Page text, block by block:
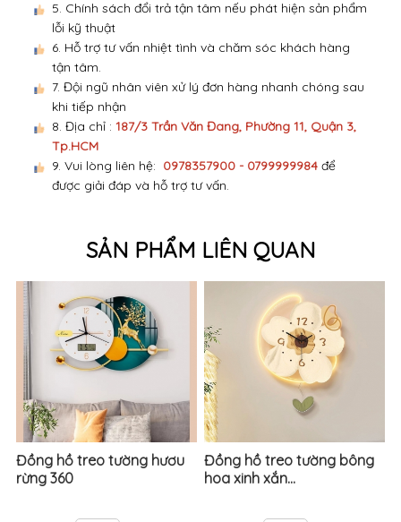
5. Chính sách đổi trả tận tâm nếu phát hiện sản phẩm
lỗi kỹ thuật
6. Hỗ trợ tư vấn nhiệt tình và chăm sóc khách hàng
tận tâm.
7. Đội ngũ nhân viên xử lý đơn hàng nhanh chóng sau
khi tiếp nhận
8. Địa chỉ : 187/3 Trần Văn Đang, Phường 11, Quận 3,
Tp.HCM
9. Vui lòng liên hệ: 0978357900 - 0799999984 để
được giải đáp và hỗ trợ tư vấn.
SẢN PHẨM LIÊN QUAN
Đồng hồ treo tường hươu
rừng 360
Đồng hồ treo tường bông
hoa xinh xắn...